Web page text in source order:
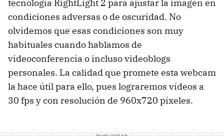
tecnología RightLight 2 para ajustar la imagen en
condiciones adversas o de oscuridad. No
olvidemos que esas condiciones son muy
habituales cuando hablamos de
videoconferencia o incluso videoblogs
personales. La calidad que promete esta webcam
la hace útil para ello, pues lograremos vídeos a
30 fps y con resolución de 960x720 píxeles.